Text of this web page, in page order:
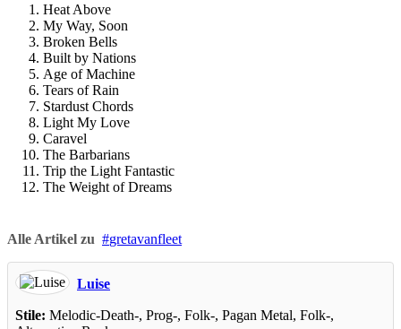
Heat Above
My Way, Soon
Broken Bells
Built by Nations
Age of Machine
Tears of Rain
Stardust Chords
Light My Love
Caravel
The Barbarians
Trip the Light Fantastic
The Weight of Dreams
Alle Artikel zu gretavanfleet
Luise
Stile: Melodic-Death-, Prog-, Folk-, Pagan Metal, Folk-,